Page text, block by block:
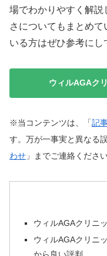
場でわかりやすく解
さについてもまとめ
いる方はぜひ参考にし
ウィルAGAク
※当コンテンツは、「記
す。万が一事実と異なる
わせ 」までご連絡くださ
ウィルAGAクリニ
ウィルAGAクリニ
から良い評判